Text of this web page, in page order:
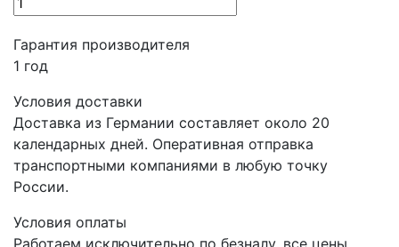
Гарантия производителя
1 год
Условия доставки
Доставка из Германии составляет около 20
календарных дней. Оперативная отправка
транспортными компаниями в любую точку
России.
Условия оплаты